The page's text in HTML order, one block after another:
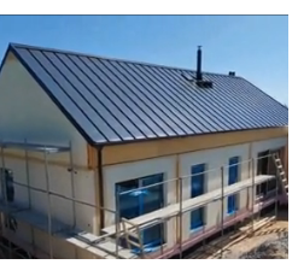
Video přehrávač